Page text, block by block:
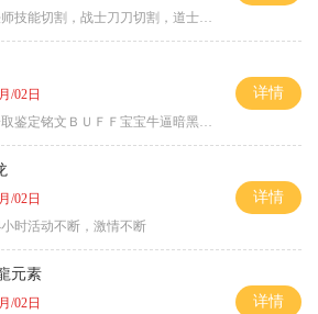
技能切割，战士刀刀切割，道士宠物秒怪
/02日
鉴定铭文ＢＵＦＦ宝宝牛逼暗黑属性
详情
/02日
小时活动不断，激情不断
详情
元素
/02日
详情